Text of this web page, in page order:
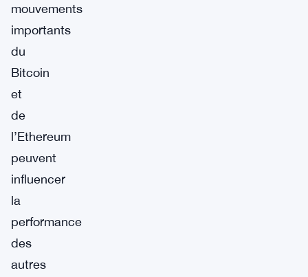
mouvements
importants
du
Bitcoin
et
de
l’Ethereum
peuvent
influencer
la
performance
des
autres